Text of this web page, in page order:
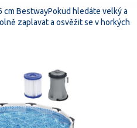
cm BestwayPokud hledáte velký a
zaplavat a osvěžit se v horkých